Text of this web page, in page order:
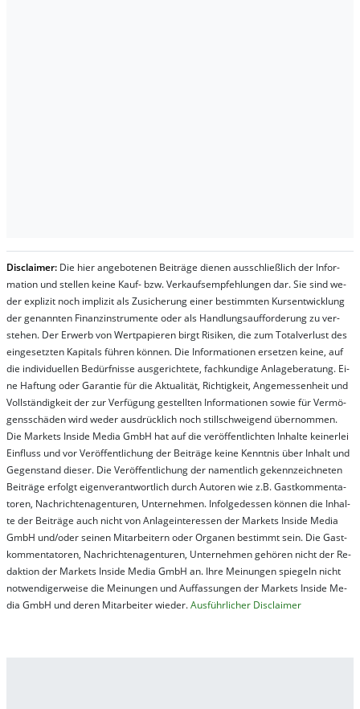
Dis­clai­mer: Die hier an­ge­bo­te­nen Bei­trä­ge die­nen aus­schließ­lich der In­for­
ma­t­ion und stel­len kei­ne Kauf- bzw. Ver­kaufs­em­pfeh­lung­en dar. Sie sind we­
der ex­pli­zit noch im­pli­zit als Zu­sich­er­ung ei­ner be­stim­mt­en Kurs­ent­wick­lung
der ge­nan­nt­en Fi­nanz­in­stru­men­te oder als Handl­ungs­auf­for­der­ung zu ver­
steh­en. Der Er­werb von Wert­pa­pier­en birgt Ri­si­ken, die zum To­tal­ver­lust des
ein­ge­setz­ten Ka­pi­tals füh­ren kön­nen. Die In­for­ma­tion­en er­setz­en kei­ne, auf
die in­di­vi­du­el­len Be­dür­fnis­se aus­ge­rich­te­te, fach­kun­di­ge An­la­ge­be­ra­tung. Ei­
ne Haf­tung oder Ga­ran­tie für die Ak­tu­ali­tät, Rich­tig­keit, An­ge­mes­sen­heit und
Vol­lständ­ig­keit der zur Ver­fü­gung ge­stel­lt­en In­for­ma­tion­en so­wie für Ver­mö­
gens­schä­den wird we­der aus­drück­lich noch stil­lschwei­gend über­nom­men.
Die Mar­kets In­side Me­dia GmbH hat auf die ver­öf­fent­lich­ten In­hal­te kei­ner­lei
Ein­fluss und vor Ver­öf­fent­lich­ung der Bei­trä­ge kei­ne Ken­nt­nis über In­halt und
Ge­gen­stand die­ser. Die Ver­öf­fent­lich­ung der na­ment­lich ge­kenn­zeich­net­en
Bei­trä­ge er­folgt ei­gen­ver­ant­wort­lich durch Au­tor­en wie z.B. Gast­kom­men­ta­
tor­en, Nach­richt­en­ag­en­tur­en, Un­ter­neh­men. In­fol­ge­des­sen kön­nen die In­hal­
te der Bei­trä­ge auch nicht von An­la­ge­in­te­res­sen der Mar­kets In­side Me­dia
GmbH und/oder sei­nen Mit­ar­bei­tern oder Or­ga­nen be­stim­mt sein. Die Gast­
kom­men­ta­tor­en, Nach­rich­ten­ag­en­tur­en, Un­ter­neh­men ge­hör­en nicht der Re­
dak­tion der Mar­kets In­side Me­dia GmbH an. Ihre Mei­nung­en spie­geln nicht
not­wen­di­ger­wei­se die Mei­nung­en und Auf­fas­sung­en der Mar­kets In­side Me­
dia GmbH und de­ren Mit­ar­bei­ter wie­der.Aus­führ­lich­er Dis­clai­mer